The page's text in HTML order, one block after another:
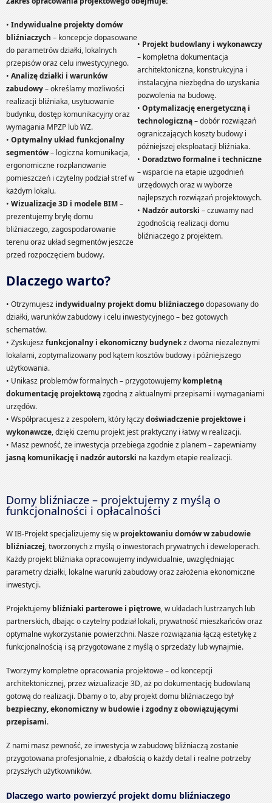
• Indywidualne projekty domów
bliźniaczych – koncepcje dopasowane
do parametrów działki, lokalnych
przepisów oraz celu inwestycyjnego.
• Analizę działki i warunków
zabudowy– określamy możliwości
realizacji bliźniaka, usytuowanie
budynku, dostęp komunikacyjny oraz
wymagania MPZP lub WZ.
• Optymalny układ funkcjonalny
segmentów– logiczna komunikacja,
ergonomiczne rozplanowanie
pomieszczeń i czytelny podział stref w
każdym lokalu.
• Wizualizacje 3D i modele BIM–
prezentujemy bryłę domu
bliźniaczego, zagospodarowanie
terenu oraz układ segmentów jeszcze
przed rozpoczęciem budowy.
• Projekt budowlany i wykonawczy
– kompletna dokumentacja
architektoniczna, konstrukcyjna i
instalacyjna niezbędna do uzyskania
pozwolenia na budowę.
•Optymalizację energetyczną i
technologiczną– dobór rozwiązań
ograniczających koszty budowy i
późniejszej eksploatacji bliźniaka.
• Doradztwo formalne i techniczne
– wsparcie na etapie uzgodnień
urzędowych oraz w wyborze
najlepszych rozwiązań projektowych.
• Nadzór autorski – czuwamy nad
zgodnością realizacji domu
bliźniaczego z projektem.
Dlaczego warto?
• Otrzymujeszindywidualny projekt domu bliźniaczegodopasowany do
działki, warunków zabudowy i celu inwestycyjnego – bez gotowych
schematów.
• Zyskujeszfunkcjonalny i ekonomiczny budynekz dwoma niezależnymi
lokalami, zoptymalizowany pod kątem kosztów budowy i późniejszego
użytkowania.
• Unikasz problemów formalnych – przygotowujemykompletną
dokumentację projektowązgodną z aktualnymi przepisami i wymaganiami
urzędów.
• Współpracujesz z zespołem, który łączydoświadczenie projektowe i
wykonawcze, dzięki czemu projekt jest praktyczny i łatwy w realizacji.
• Masz pewność, że inwestycja przebiega zgodnie z planem – zapewniamy
jasną komunikację i nadzór autorski na każdym etapie realizacji.
Domy bliźniacze – projektujemy z myślą o
funkcjonalności i opłacalności
W IB-Projekt specjalizujemy się wprojektowaniu domów w zabudowie
bliźniaczej, tworzonych z myślą o inwestorach prywatnych i deweloperach.
Każdy projekt bliźniaka opracowujemy indywidualnie, uwzględniając
parametry działki, lokalne warunki zabudowy oraz założenia ekonomiczne
inwestycji.
Projektujemybliźniaki parterowe i piętrowe, w układach lustrzanych lub
partnerskich, dbając o czytelny podział lokali, prywatność mieszkańców oraz
optymalne wykorzystanie powierzchni. Nasze rozwiązania łączą estetykę z
funkcjonalnością i są przygotowane z myślą o sprzedaży lub wynajmie.
Tworzymy kompletne opracowania projektowe – od koncepcji
architektonicznej, przez wizualizacje 3D, aż po dokumentację budowlaną
gotową do realizacji. Dbamy o to, aby projekt domu bliźniaczego był
bezpieczny, ekonomiczny w budowie i zgodny z obowiązującymi
przepisami.
Z nami masz pewność, że inwestycja w zabudowę bliźniaczą zostanie
przygotowana profesjonalnie, z dbałością o każdy detal i realne potrzeby
przyszłych użytkowników.
Dlaczego warto powierzyć projekt domu bliźniaczego